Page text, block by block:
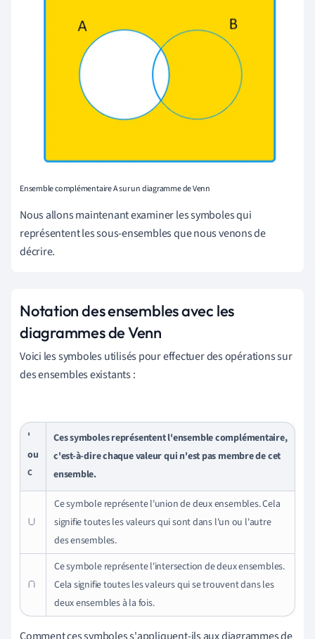
Ensemble complémentaireA sur un diagramme de Venn
Nous allons maintenant examiner les symboles qui
représentent les sous-ensembles que nous venons de
décrire.
Notation des ensembles avec les
diagrammes de Venn
Voici les symbolesutilisés pour effectuerdes opérations sur
des ensembles existants:
'
ou
C
Ces symboles représentent l'ensemble complémentaire,
c'est-à-dire chaque valeur qui n'est pas membre de cet
ensemble.
∪
Ce symbole représente l'union de deux ensembles. Cela
signifie toutes les valeurs qui sont dans l'un ou l'autre
des ensembles.
∩
Ce symbole représente l'intersection de deux ensembles.
Cela signifie toutes les valeurs qui se trouvent dans les
deux ensembles à la fois.
Comment ces symboles s'appliquent-ils aux diagrammes de